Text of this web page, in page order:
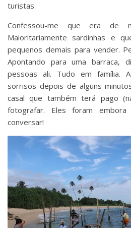
turistas.
Confessou-me que era de
Maioritariamente sardinhas e
pequenos demais para vender.
Apontando para uma barraca,
pessoas ali. Tudo em família.
sorrisos depois de alguns
casal que também terá pago
fotografar. Eles foram
conversar!